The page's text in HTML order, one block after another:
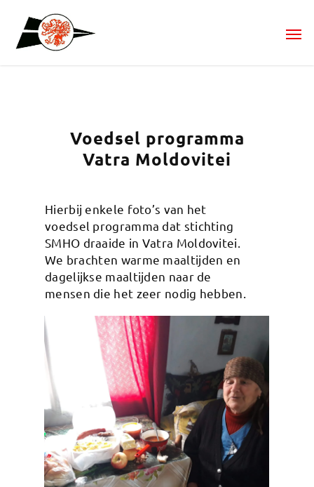
Voedsel programma
Vatra Moldovitei
Hierbij enkele foto’s van het
voedsel programma dat stichting
SMHO draaide in Vatra Moldovitei.
We brachten warme maaltijden en
dagelijkse maaltijden naar de
mensen die het zeer nodig hebben.